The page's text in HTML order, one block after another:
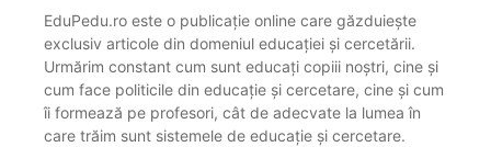
EduPedu.ro este o publicație online care găzduiește
exclusiv articole din domeniul educației și cercetării.
Urmărim constant cum sunt educați copiii noștri, cine și
cum face politicile din educație și cercetare, cine și cum
îi formează pe profesori, cât de adecvate la lumea în
care trăim sunt sistemele de educație și cercetare.